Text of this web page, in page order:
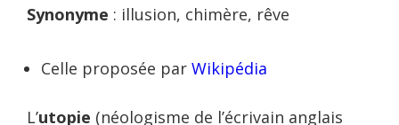
Synonyme : illusion, chimère, rêve
Celle proposée parWikipédia
L’utopie (néologisme de l’écrivain anglais